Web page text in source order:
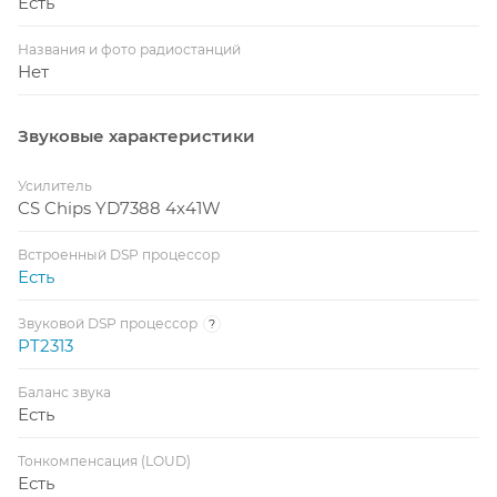
Названия и фото радиостанций
Нет
Звуковые характеристики
Усилитель
CS Chips YD7388 4x41W
Встроенный DSP процессор
Есть
Звуковой DSP процессор ?
PT2313
Баланс звука
Есть
Тонкомпенсация (LOUD)
Есть